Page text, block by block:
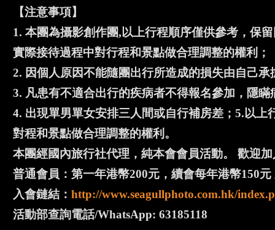
【注意事項】
1. 本團為攝影創作團,以上行程順序僅供參考，保
實際接待過程中對行程和景點做合理調整的權利；
2. 因個人原因不能隨團出行所造成的損失由自己
3. 凡患有不適合出行的疾病者不得報名參加，隱瞞
4. 出現單男單女安排三人間或自行補房差；5.以
對程和景點做合理調整的權利。
本團經國內旅行社代理，純本會會員活動。 歡迎
普通會員：第一年港幣200元，續會每年港幣150
入會鏈結： http://www.seagullphoto.com.hk/
活動部查詢電話/WhatsApp: 63185118